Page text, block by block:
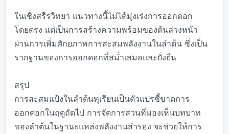
ในเชิงสรีรวิทยา แนวทางนี้ไม่ได้มุ่งเร่งการออกดอก
โดยตรง แต่เป็นการสร้างความพร้อมของต้นล่วงหน้า
ผ่านการเพิ่มศักยภาพการสะสมพลังงานในลำต้น ซึ่งเป็น
รากฐานของการออกดอกที่สม่ำเสมอและยั่งยืน
สรุป
การสะสมแป้งในลำต้นทุเรียนเป็นตัวแปรชี้ขาดการ
ออกดอกในฤดูถัดไป การจัดการสวนที่มองเห็นบทบาท
ของลำต้นในฐานะแหล่งพลังงานสำรอง จะช่วยให้การ